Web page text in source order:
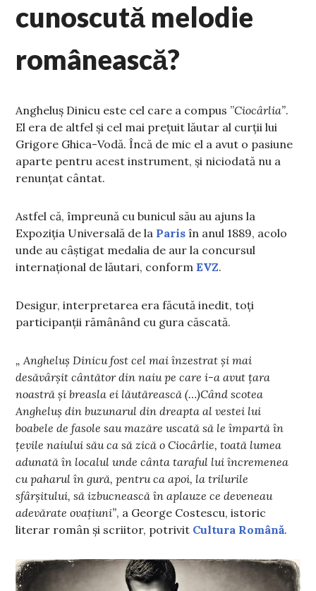
cunoscută melodie
românească?
Angheluș Dinicu este cel care a compus ”Ciocârlia”.
El era de altfel și cel mai prețuit lăutar al curții lui
Grigore Ghica-Vodă. Încă de mic el a avut o pasiune
aparte pentru acest instrument, și niciodată nu a
renunțat cântat.
Astfel că, împreună cu bunicul său au ajuns la
Expoziția Universală de la Paris în anul 1889, acolo
unde au câștigat medalia de aur la concursul
internațional de lăutari, conformEVZ.
Desigur, interpretarea era făcută inedit, toți
participanții rămânând cu gura căscată.
„ Angheluș Dinicu fost cel mai înzestrat și mai
desăvârșit cântător din naiu pe care i-a avut țara
noastră și breasla ei lăutărească (…)Când scotea
Angheluș din buzunarul din dreapta al vestei lui
boabele de fasole sau mazăre uscată să le împartă în
țevile naiului său ca să zică o Ciocârlie, toată lumea
adunată în localul unde cânta taraful lui încremenea
cu paharul în gură, pentru ca apoi, la trilurile
sfârșitului, să izbucnească în aplauze ce deveneau
adevărate ovațiuni”, a George Costescu, istoric
literar român și scriitor, potrivit Cultura Română.